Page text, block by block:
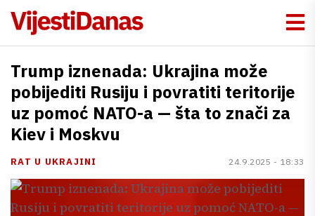
Trump iznenada: Ukrajina može
pobijediti Rusiju i povratiti teritorije
uz pomoć NATO-a — šta to znači za
Kiev i Moskvu
RAT U UKRAJINI 24.9.2025 - 18:33